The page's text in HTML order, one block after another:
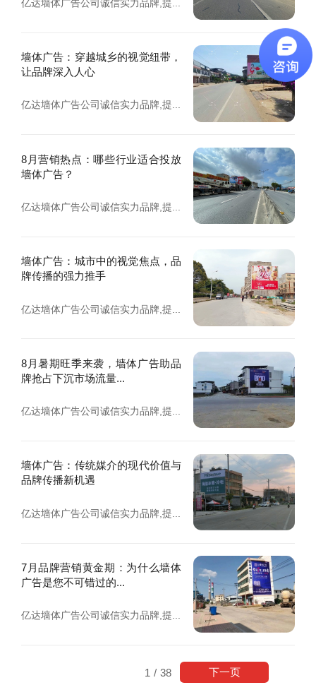
亿达墙体广告公司诚信实力品牌,提...
墙体广告：穿越城乡的视觉纽带，
让品牌深入人心
亿达墙体广告公司诚信实力品牌,提...
8月营销热点：哪些行业适合投放
墙体广告？
亿达墙体广告公司诚信实力品牌,提...
墙体广告：城市中的视觉焦点，品
牌传播的强力推手
亿达墙体广告公司诚信实力品牌,提...
8月暑期旺季来袭，墙体广告助品
牌抢占下沉市场流量...
亿达墙体广告公司诚信实力品牌,提...
墙体广告：传统媒介的现代价值与
品牌传播新机遇
亿达墙体广告公司诚信实力品牌,提...
7月品牌营销黄金期：为什么墙体
广告是您不可错过的...
亿达墙体广告公司诚信实力品牌,提...
1 / 38 下一页